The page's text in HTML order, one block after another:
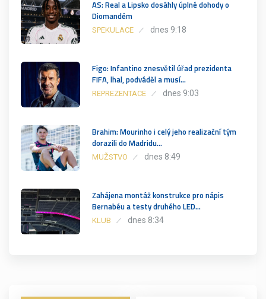
AS: Real a Lipsko dosáhly úplné dohody o
Diomandém
SPEKULACE dnes 9:18
Figo: Infantino znesvětil úřad prezidenta
FIFA, lhal, podváděl a musí…
REPREZENTACE dnes 9:03
Brahim: Mourinho i celý jeho realizační tým
dorazili do Madridu…
MUŽSTVO dnes 8:49
Zahájena montáž konstrukce pro nápis
Bernabéu a testy druhého LED…
KLUB dnes 8:34